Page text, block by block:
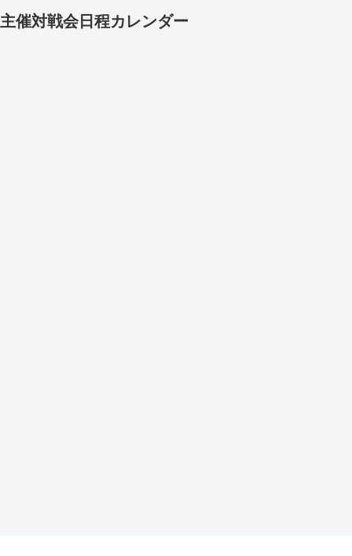
主催対戦会日程カレンダー